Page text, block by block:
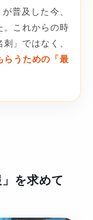
普及した今、
。これからの時
」ではなく、
らうための「最
を求めて